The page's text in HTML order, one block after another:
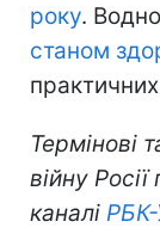
року.
станом
Термінові
війну
каналі РБК-